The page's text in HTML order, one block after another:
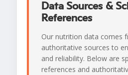
Data Sources &
References
Our nutrition data comes
authoritative sources to
and reliability. Below are
references and